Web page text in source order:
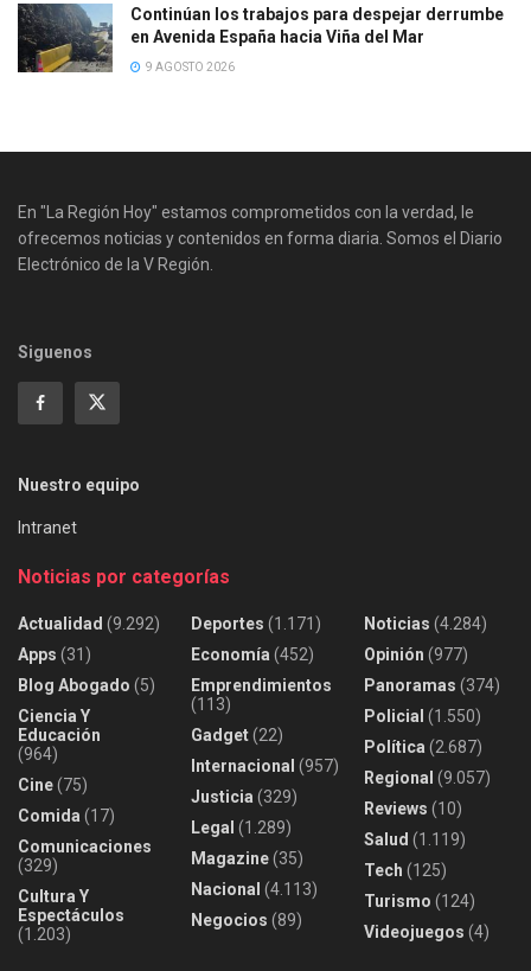
Continúan los trabajos para despejar derrumbe
en Avenida España hacia Viña del Mar
9 AGOSTO 2026
En "La Región Hoy" estamos comprometidos con la verdad, le
ofrecemos noticias y contenidos en forma diaria. Somos el Diario
Electrónico de la V Región.
Siguenos
Nuestro equipo
Intranet
Noticias por categorías
Actualidad (9.292)
Apps (31)
Blog Abogado (5)
Ciencia Y
Educación
(964)
Cine(75)
Comida (17)
Comunicaciones
(329)
Cultura Y
Espectáculos
(1.203)
Deportes (1.171)
Economía (452)
Emprendimientos
(113)
Gadget(22)
Internacional (957)
Justicia (329)
Legal (1.289)
Magazine(35)
Nacional (4.113)
Negocios (89)
Noticias (4.284)
Opinión (977)
Panoramas (374)
Policial (1.550)
Política (2.687)
Regional (9.057)
Reviews (10)
Salud (1.119)
Tech (125)
Turismo (124)
Videojuegos (4)